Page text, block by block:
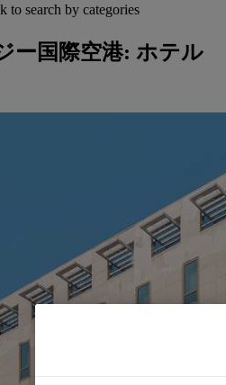
to search by categories
ー国際空港: ホテル